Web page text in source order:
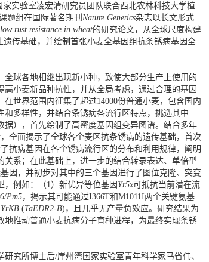
实验室凌宏清研究员团队联合西北农林科技大学植
题组在国际著名期刊 Nature Genetics杂志以长文形式
rust resistance in wheat的研究论文，从全球尺度构建
传基础，并绘制首张小麦全基因组抗条锈病基因全
球各地相继出现新小种，致使大部分生产上使用的
小麦新品种抗性，并从全局考虑，通过合理的基因
世界范围内征集了超过14000份普通小麦，包含国内
多样性，并结合条锈病各流行区特点，挑选其中
据），首先绘制了高密度基因组变异图谱。结合多年
全面揭示了全球各个麦区抗条锈病的遗传基础，首次
抗病基因在各个锈病流行区的分布和利用规律，阐明
关系；在此基础上，进一步的结合转录表达、单倍型
因，并初步对其中的三个基因进行了图位克隆、突变
例如：（1）新优异等位基因 Yr5x可抵抗当前潜在流
/Pm5，揭示其可能通过I366T和M1011I两个关键氨基
YrKB (TaEDR2-B)，且几乎无产量负效应。研究结果为
推动普通小麦抗病分子育种进程，为最终实现条锈
所博士后/崖州湾国家实验室青年科学家马省伟、